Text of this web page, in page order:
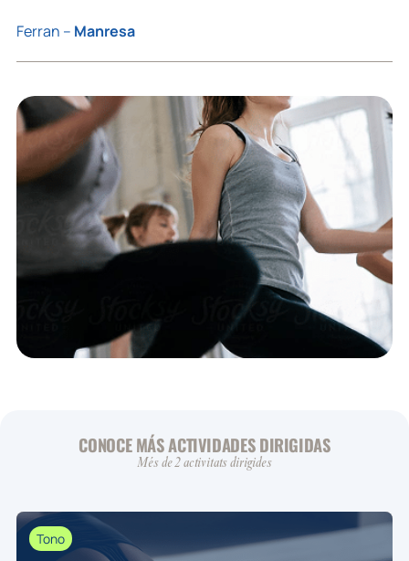
Ferran – Manresa
CONOCE MÁS ACTIVIDADES DIRIGIDAS
Més de 2 activitats dirigides
Tono